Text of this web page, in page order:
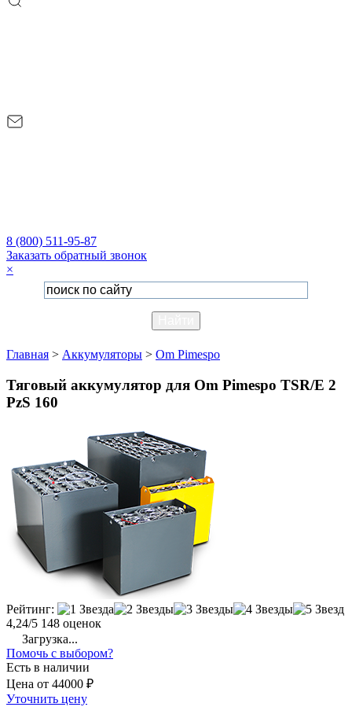
8 (800) 511-95-87
Заказать обратный звонок
×
Главная > Аккумуляторы > Om Pimespo
Тяговый аккумулятор для Om Pimespo TSR/E 2
PzS 160
Рейтинг:
4,24/5 148 оценок
Загрузка...
Помочь с выбором?
Есть в наличии
Цена от 44000 ₽
Уточнить цену